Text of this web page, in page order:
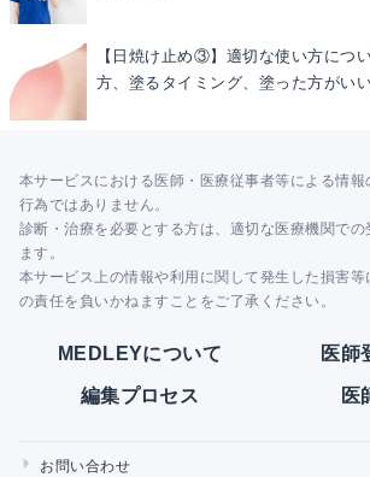
【日焼け止め③】適切な使い方につ
方、塗るタイミング、塗った方がい
本サービスにおける医師・医療従事者等による情報
行為ではありません。
診断・治療を必要とする方は、適切な医療機関での
ます。
本サービス上の情報や利用に関して発生した損害等
の責任を負いかねますことをご了承ください。
MEDLEYについて 医師
編集プロセス 医
お問い合わせ